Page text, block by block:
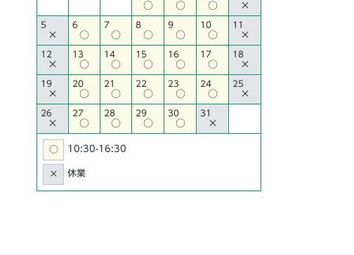
○ ○ ○ ×
5
×
6
○
7
○
8
○
9
○
10
○
11
×
12
×
13
○
14
○
15
○
16
○
17
○
18
×
19
×
20
○
21
○
22
○
23
○
24
○
25
×
26
×
27
○
28
○
29
○
30
○
31
×
○ 10:30-16:30
× 休業